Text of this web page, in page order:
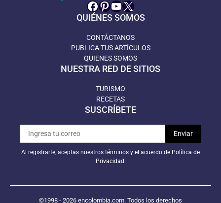
Facebook
Pinterest
YouTube
X
QUIÉNES SOMOS
CONTÁCTANOS
PUBLICA TUS ARTÍCULOS
QUIENES SOMOS
NUESTRA RED DE SITIOS
TURISMO
RECETAS
SUSCRÍBETE
Al registrarte, aceptas nuestros términos y el acuerdo de Política de
Privacidad.
©1998 - 2026 encolombia.com. Todos los derechos